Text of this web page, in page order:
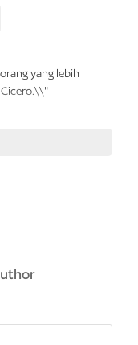
yang lebih
Cicero.\\"
konsul, Caesar
dan